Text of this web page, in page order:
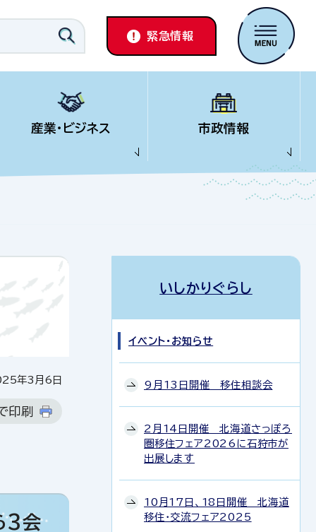
緊急情報
産業・ビジネス 市政情報
年3月6日
印刷
3会
いしかりぐらし
イベント・お知らせ
9月13日開催 移住相談会
2月14日開催 北海道さっぽろ
圏移住フェア2026に石狩市が
出展します
10月17日、18日開催 北海道
移住・交流フェア2025